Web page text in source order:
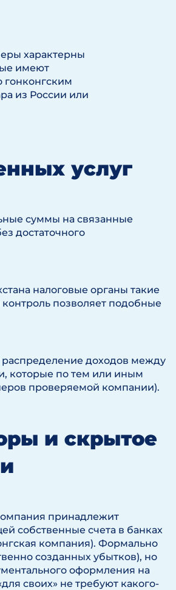
характерны
имеют
гонконгским
из России или
услуг
суммы на связанные
достаточного
налоговые органы такие
позволяет подобные
распределение доходов между
которые по тем или иным
проверяемой компании).
и скрытое
принадлежит
собственные счета в банках
компания). Формально
созданных убытков), но
оформления на
своих» не требуют какого-